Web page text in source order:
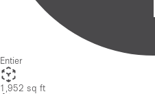
Entier
1,952 sq ft